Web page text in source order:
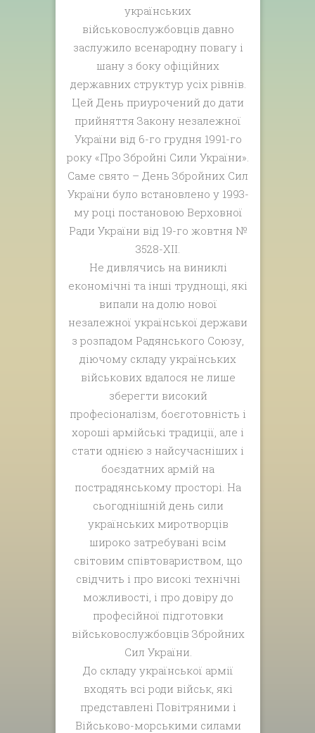
українських
військовослужбовців давно
заслужило всенародну повагу і
шану з боку офіційних
державних структур усіх рівнів.
Цей День приурочений до дати
прийняття Закону незалежної
України від 6-го грудня 1991-го
року «Про Збройні Сили України».
Саме свято – День Збройних Сил
України було встановлено у 1993-
му році постановою Верховної
Ради України від 19-го жовтня №
3528-XII.
Не дивлячись на виниклі
економічні та інші труднощі, які
випали на долю нової
незалежної української держави
з розпадом Радянського Союзу,
діючому складу українських
військових вдалося не лише
зберегти високий
професіоналізм, боєготовність і
хороші армійські традиції, але і
стати однією з найсучасніших і
боєздатних армій на
пострадянському просторі. На
сьогоднішній день сили
українських миротворців
широко затребувані всім
світовим співтовариством, що
свідчить і про високі технічні
можливості, і про довіру до
професійної підготовки
військовослужбовців Збройних
Сил України.
До складу української армії
входять всі роди військ, які
представлені Повітряними і
Військово-морськими силами